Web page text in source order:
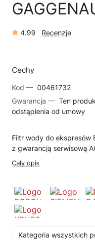
4.99 Recenzje
Cechy
Kod — 00461732
Gwarancja — Ten
odstąpienia od umowy
Filtr wody do ekspresów
z gwarancją serwisową
Cały opis
Kategoria wszystkich